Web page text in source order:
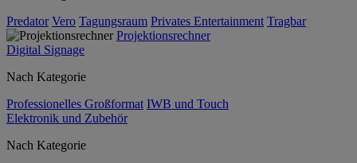
Predator Vero Tagungsraum Privates Entertainment Tragbar
Projektionsrechner
Digital Signage
Nach Kategorie
Professionelles Großformat IWB und Touch
Elektronik und Zubehör
Nach Kategorie